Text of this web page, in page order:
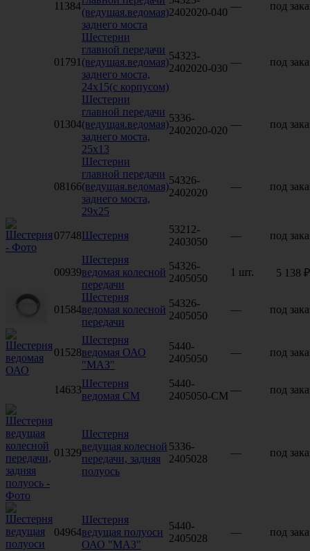
11384
(ведущая.ведомая)
заднего моста
2402020-040
— под
01791
Шестерни
главной передачи
(ведущая.ведомая)
заднего моста,
24х15(с корпусом)
54323-
2402020-030
— под
01304
Шестерни
главной передачи
(ведущая.ведомая)
заднего моста,
25х13
5336-
2402020-020
— под
08166
Шестерни
главной передачи
(ведущая.ведомая)
заднего моста,
29х25
54326-
2402020
— под
07748Шестерня
53212-
2403050
— под
00939
Шестерня
ведомая колесной
передачи
54326-
2405050
1 шт. 5 138 ₽
01584
Шестерня
ведомая колесной
передачи
54326-
2405050
— под
01528
Шестерня
ведомая ОАО
"МАЗ"
5440-
2405050
— под
14633
Шестерня
ведомая СМ
5440-
2405050-СМ
— под
01329
Шестерня
ведущая колесной
передачи, задняя
полуось
5336-
2405028
— под
04964
Шестерня
ведущая полуоси
ОАО "МАЗ"
5440-
2405028
— под